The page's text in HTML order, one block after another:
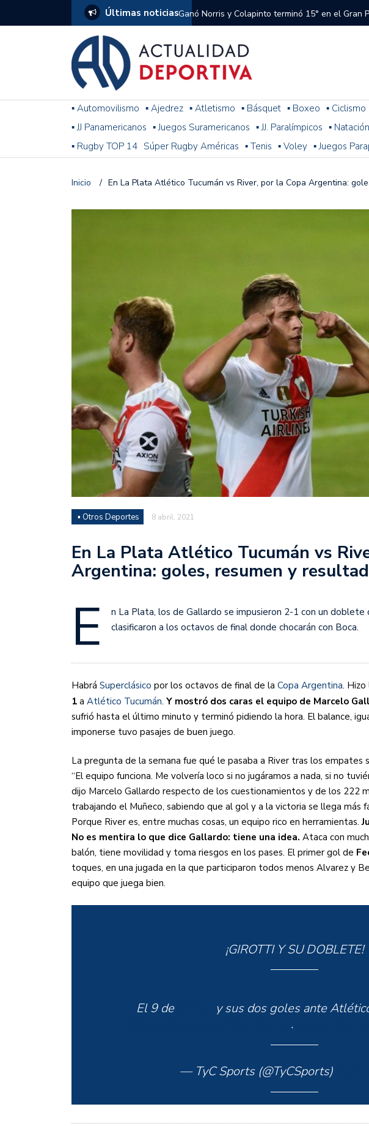
Últimas noticiasGanó Norris y Colapinto terminó 15° en el Gran
1
El penal de Barracas Central a River que el
Monumental
Se jugó una nueva fecha del Torneo del Interior
Arrancó el Torneo Clausura: resultados,
Franco Colapinto giró sin problemas y terminó
Racing le ganó a Gimnasia 2-1 con Miljevic
Juan Fernando Quintero rescindió su contrato
en la historia grande del club”
Nicolás Otamendi regresa al fútbol argentino
de Vélez a la pasión por River
Boca ganó con lo justo ante O’Higgins gracias a
diferencia y un juego que no dan paz para ir a
El Nacional de Clubes A llega a Córdoba con el
Simonet
Lista de la selección femenina de Argentina para
2026
Lista de la selección masculina de Argentina
Sudamericana
Empieza el Clausura: las diez cosas que tenés
▪ Automovilismo ▪ Ajedrez ▪ Atletismo ▪ Básquet ▪ Boxeo ▪ Ciclismo
▪ JJ Panamericanos ▪ Juegos Suramericanos ▪ JJ. Paralímpicos ▪ Natación
▪ Rugby TOP 14 Súper Rugby Américas ▪ Tenis ▪ Voley ▪ Juegos
Inicio / En La Plata Atlético Tucumán vs River, por la Copa Argentina:
▪ Otros Deportes 8 abril, 2021
En La Plata Atlético Tucumán vs
Argentina: goles, resumen y
E
n La Plata, los de Gallardo se impusieron 2-1 con un
clasificaron a los octavos de final donde chocarán con Boca.
Habrá Superclásico por los octavos de final de la Copa Argentina. Hizo
1 a Atlético Tucumán. Y mostró dos caras el equipo de Marcelo
sufrió hasta el último minuto y terminó pidiendo la hora. El balance,
imponerse tuvo pasajes de buen juego.
La pregunta de la semana fue qué le pasaba a River tras los empates
“El equipo funciona. Me volvería loco si no jugáramos a nada, si no
dijo Marcelo Gallardo respecto de los cuestionamientos y de los 222
trabajando el Muñeco, sabiendo que al gol y a la victoria se llega más
Porque River es, entre muchas cosas, un equipo rico en herramientas.
No es mentira lo que dice Gallardo: tiene una idea. Ataca con
balón, tiene movilidad y toma riesgos en los pases. El primer gol de
toques, en una jugada en la que participaron todos menos Alvarez y
equipo que juega bien.
¡GIROTTI Y SU DOBLETE!
El 9 de
y sus dos goles ante
.
— TyC Sports (@TyCSports)